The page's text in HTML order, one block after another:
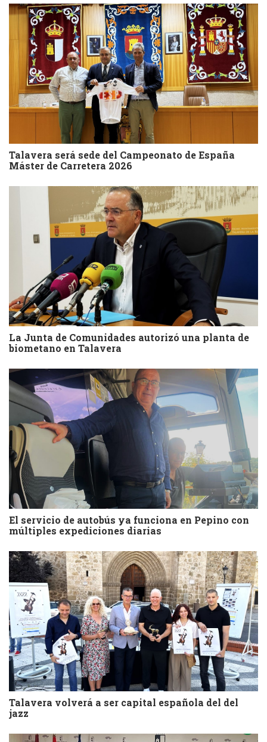
Talavera será sede del Campeonato de España
Máster de Carretera 2026
La Junta de Comunidades autorizó una planta de
biometano en Talavera
El servicio de autobús ya funciona en Pepino con
múltiples expediciones diarias
Talavera volverá a ser capital española del del
jazz